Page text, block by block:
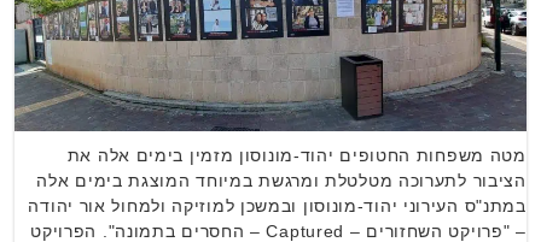
מטה משפחות החטופים יהוד-מונוסון מזמין בימים אלה את
הציבור לתערוכה מטלטלת ומרגשת במיוחד המוצגת בימים אלה
במתנ"ס העירוני יהוד-מונוסון ובמשכן למוזיקה ולמחול אור יהודה
– "פרויקט השחזורים – Captured – החסרים בתמונה". הפרויקט